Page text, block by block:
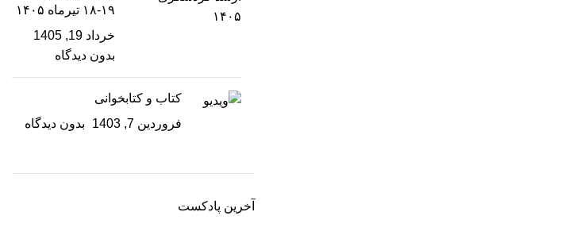
۱۹-۱۸ تیرماه ۱۴۰۵
خرداد 19, 1405
بدون دیدگاه
کتاب و کتابخوانی
فروردین 7, 1403
بدون دیدگاه
آخرین پادکست